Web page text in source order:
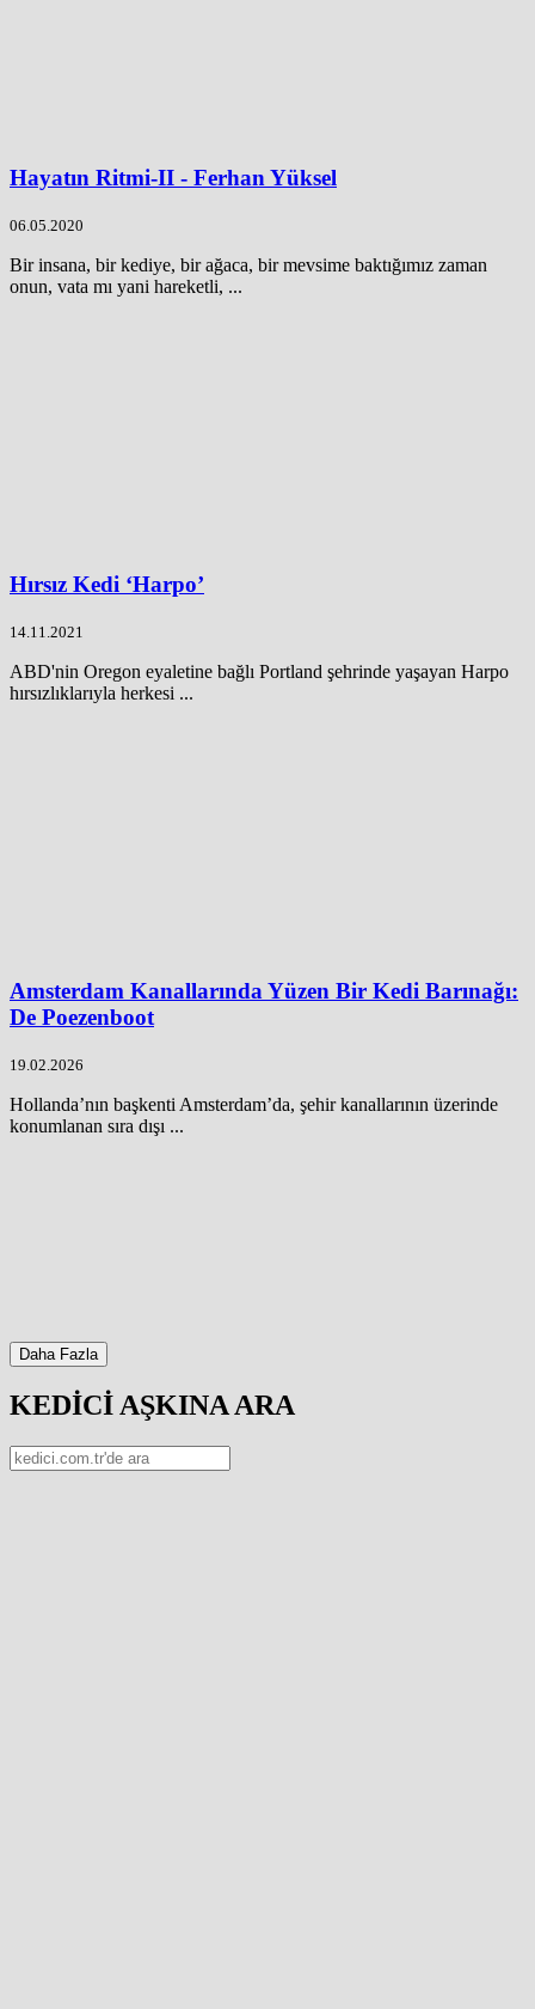
Hayatın Ritmi-II - Ferhan Yüksel
06.05.2020
Bir insana, bir kediye, bir ağaca, bir mevsime baktığımız zaman
onun, vata mı yani hareketli, ...
Hırsız Kedi ‘Harpo’
14.11.2021
ABD'nin Oregon eyaletine bağlı Portland şehrinde yaşayan Harpo
hırsızlıklarıyla herkesi ...
Amsterdam Kanallarında Yüzen Bir Kedi Barınağı:
De Poezenboot
19.02.2026
Hollanda’nın başkenti Amsterdam’da, şehir kanallarının üzerinde
konumlanan sıra dışı ...
Daha Fazla
KEDİCİ AŞKINA ARA